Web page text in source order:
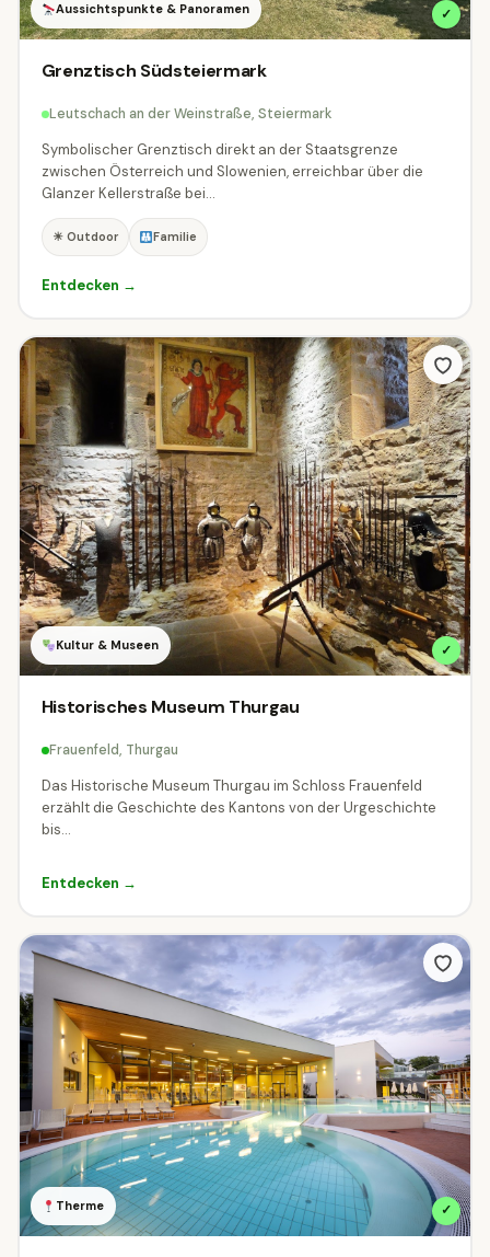
Aussichtspunkte & Panoramen ✓
Grenztisch Südsteiermark
Leutschach an der Weinstraße, Steiermark
Symbolischer Grenztisch direkt an der Staatsgrenze
zwischen Österreich und Slowenien, erreichbar über die
Glanzer Kellerstraße bei...
☀ Outdoor Familie
Entdecken →
Kultur & Museen ✓
Historisches Museum Thurgau
Frauenfeld, Thurgau
Das Historische Museum Thurgau im Schloss Frauenfeld
erzählt die Geschichte des Kantons von der Urgeschichte
bis...
Entdecken →
Therme ✓